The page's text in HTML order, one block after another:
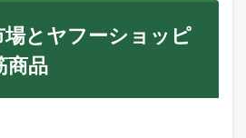
場とヤフーショッピ
商品